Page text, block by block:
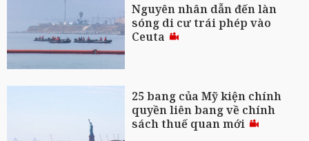
Nguyên nhân dẫn đến làn
sóng di cư trái phép vào
Ceuta
25 bang của Mỹ kiện chính
quyền liên bang về chính
sách thuế quan mới